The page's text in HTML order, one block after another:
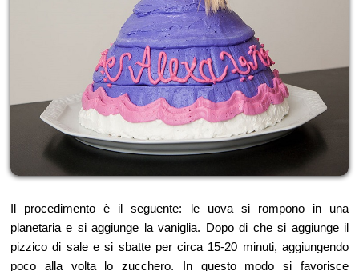
Il procedimento è il seguente: le uova si rompono in una
planetaria e si aggiunge la vaniglia. Dopo di che si aggiunge il
pizzico di sale e si sbatte per circa 15-20 minuti, aggiungendo
poco alla volta lo zucchero. In questo modo si favorisce